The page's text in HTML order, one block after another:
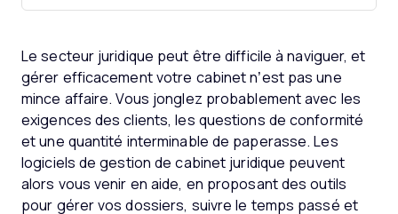
Le secteur juridique peut être difficile à naviguer, et
gérer efficacement votre cabinet n’est pas une
mince affaire. Vous jonglez probablement avec les
exigences des clients, les questions de conformité
et une quantité interminable de paperasse. Les
logiciels de gestion de cabinet juridique peuvent
alors vous venir en aide, en proposant des outils
pour gérer vos dossiers, suivre le temps passé et